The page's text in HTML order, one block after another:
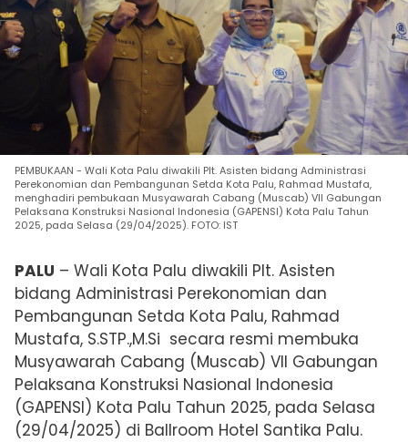
PEMBUKAAN - Wali Kota Palu diwakili Plt. Asisten bidang Administrasi
Perekonomian dan Pembangunan Setda Kota Palu, Rahmad Mustafa,
menghadiri pembukaan Musyawarah Cabang (Muscab) VII Gabungan
Pelaksana Konstruksi Nasional Indonesia (GAPENSI) Kota Palu Tahun
2025, pada Selasa (29/04/2025). FOTO: IST
PALU – Wali Kota Palu diwakili Plt. Asisten
bidang Administrasi Perekonomian dan
Pembangunan Setda Kota Palu, Rahmad
Mustafa, S.STP.,M.Si secara resmi membuka
Musyawarah Cabang (Muscab) VII Gabungan
Pelaksana Konstruksi Nasional Indonesia
(GAPENSI) Kota Palu Tahun 2025, pada Selasa
(29/04/2025) di Ballroom Hotel Santika Palu.